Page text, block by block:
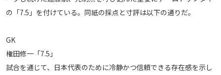
運営会社
ご利用にあたって
の「7.5」を付けている。同紙の採点と寸評は以下の通りだ。
GK
権田修一「7.5」
試合を通じて、日本代表のために冷静かつ信頼できる存在感を示し